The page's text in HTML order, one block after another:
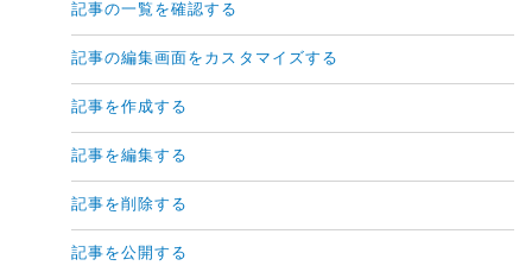
記事の一覧を確認する
記事の編集画面をカスタマイズする
記事を作成する
記事を編集する
記事を削除する
記事を公開する